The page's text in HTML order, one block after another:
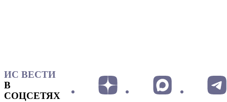
ИС ВЕСТИ
В
СОЦСЕТЯХ